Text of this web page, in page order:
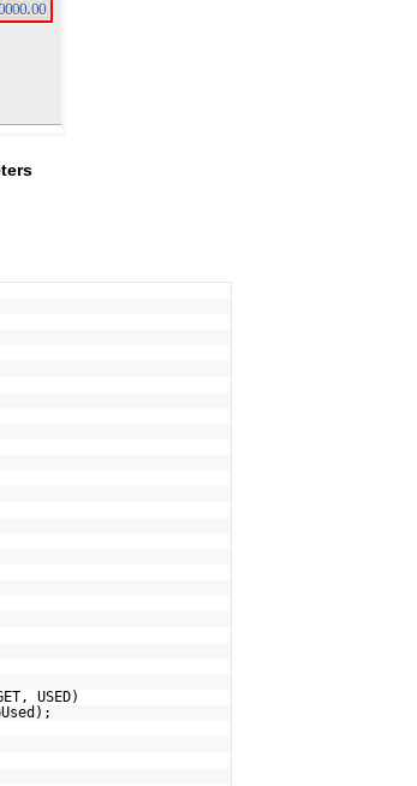
USED)